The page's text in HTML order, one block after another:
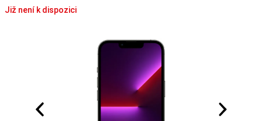
Již není k dispozici